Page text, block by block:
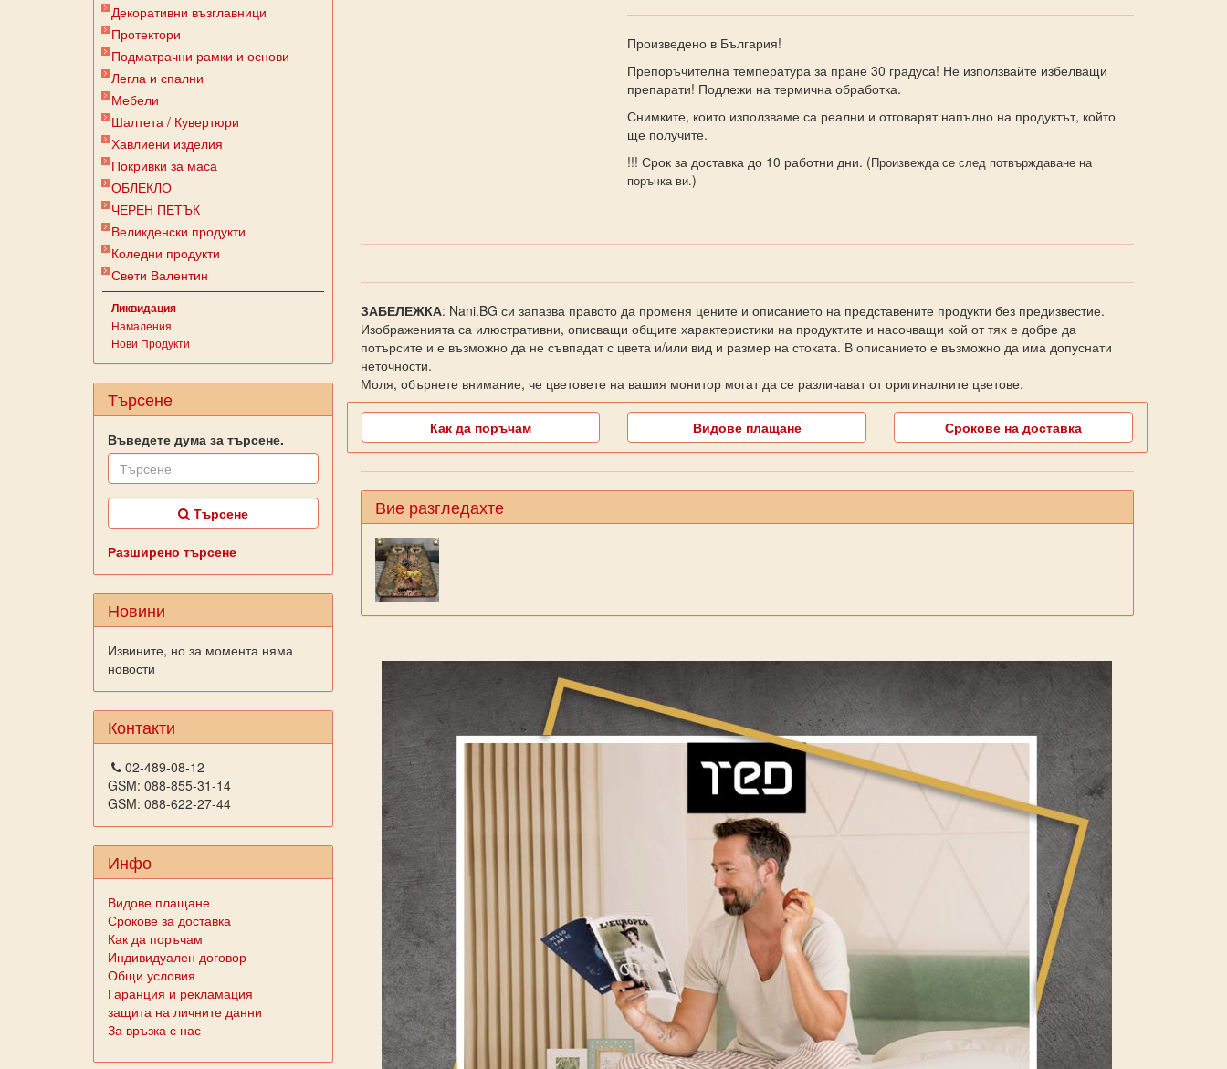
Декоративни възглавници
Протектори
Подматрачни рамки и основи
Легла и спални
Мебели
Шалтета / Кувертюри
Хавлиени изделия
Покривки за маса
ОБЛЕКЛО
ЧЕРЕН ПЕТЪК
Великденски продукти
Коледни продукти
Свети Валентин
Ликвидация
Намаления
Нови Продукти
Търсене
Въведете дума за търсене.
Търсене
Разширено търсене
Новини
Извините, но за момента няма
новости
Контакти
02-489-08-12
GSM: 088-855-31-14
GSM: 088-622-27-44
Инфо
Видове плащане
Срокове за доставка
Как да поръчам
Индивидуален договор
Общи условия
Гаранция и рекламация
защита на личните данни
За връзка с нас
Произведено в България!
Препоръчителна температура за пране 30 градуса! Не използвайте избелващи
препарати! Подлежи на термична обработка.
Снимките, които използваме са реални и отговарят напълно на продуктът, който
ще получите.
!!! Срок за доставка до 10 работни дни. (Произвежда се след потвърждаване на
поръчка ви.)
ЗАБЕЛЕЖКА: Nani.BG си запазва правото да променя цените и описанието на представените продукти без предизвестие.
Изображенията са илюстративни, описващи общите характеристики на продуктите и насочващи кой от тях е добре да
потърсите и е възможно да не съвпадат с цвета и/или вид и размер на стоката. В описанието е възможно да има допуснати
неточности.
Моля, обърнете внимание, че цветовете на вашия монитор могат да се различават от оригиналните цветове.
Как да поръчам Видове плащане Срокове на доставка
Вие разгледахте